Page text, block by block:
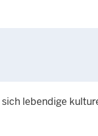
lebendige